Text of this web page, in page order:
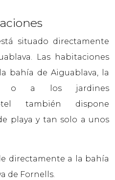
situado directamente
Las habitaciones
bahía de Aiguablava, la
o a los jardines
también dispone
playa y tan solo a unos
directamente a la bahía
de Fornells.